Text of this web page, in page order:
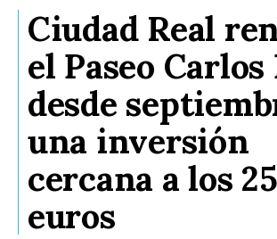
Ciudad Real
el Paseo Carlos
desde
una inversión
cercana a los
euros